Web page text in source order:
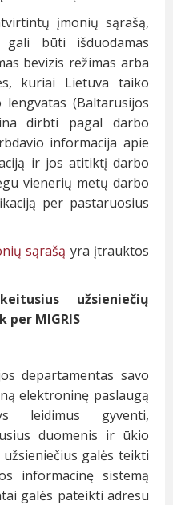
įmonių sąrašą,
būti išduodamas
bevizis režimas arba
kuriai Lietuva taiko
(Baltarusijos
dirbti pagal darbo
informacija apie
ir jos atitiktį darbo
vienerių metų darbo
per pastaruosius
sąrašą yra įtrauktos
užsieniečių
MIGRIS
departamentas savo
elektroninę paslaugą
leidimus gyventi,
duomenis ir ūkio
galės teikti
informacinę sistemą
galės pateikti adresu